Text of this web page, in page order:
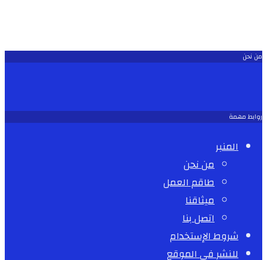
من نحن
روابط مهمة
المنبر
من نحن
طاقم العمل
ميثاقنا
اتصل بنا
شروط الإستخدام
للنشر في الموقع